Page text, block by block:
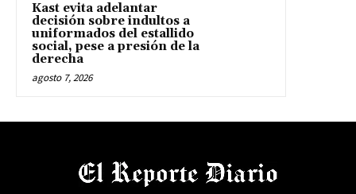
Kast evita adelantar
decisión sobre indultos a
uniformados del estallido
social, pese a presión de la
derecha
agosto 7, 2026